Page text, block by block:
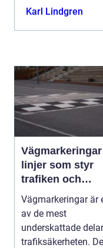
energieffektivitet
Karl Lindgren
Vägmarkeringar
linjer som styr
trafiken och
minskar olyckor
Vägmarkeringar är
av de mest
underskattade
trafiksäkerheten. De